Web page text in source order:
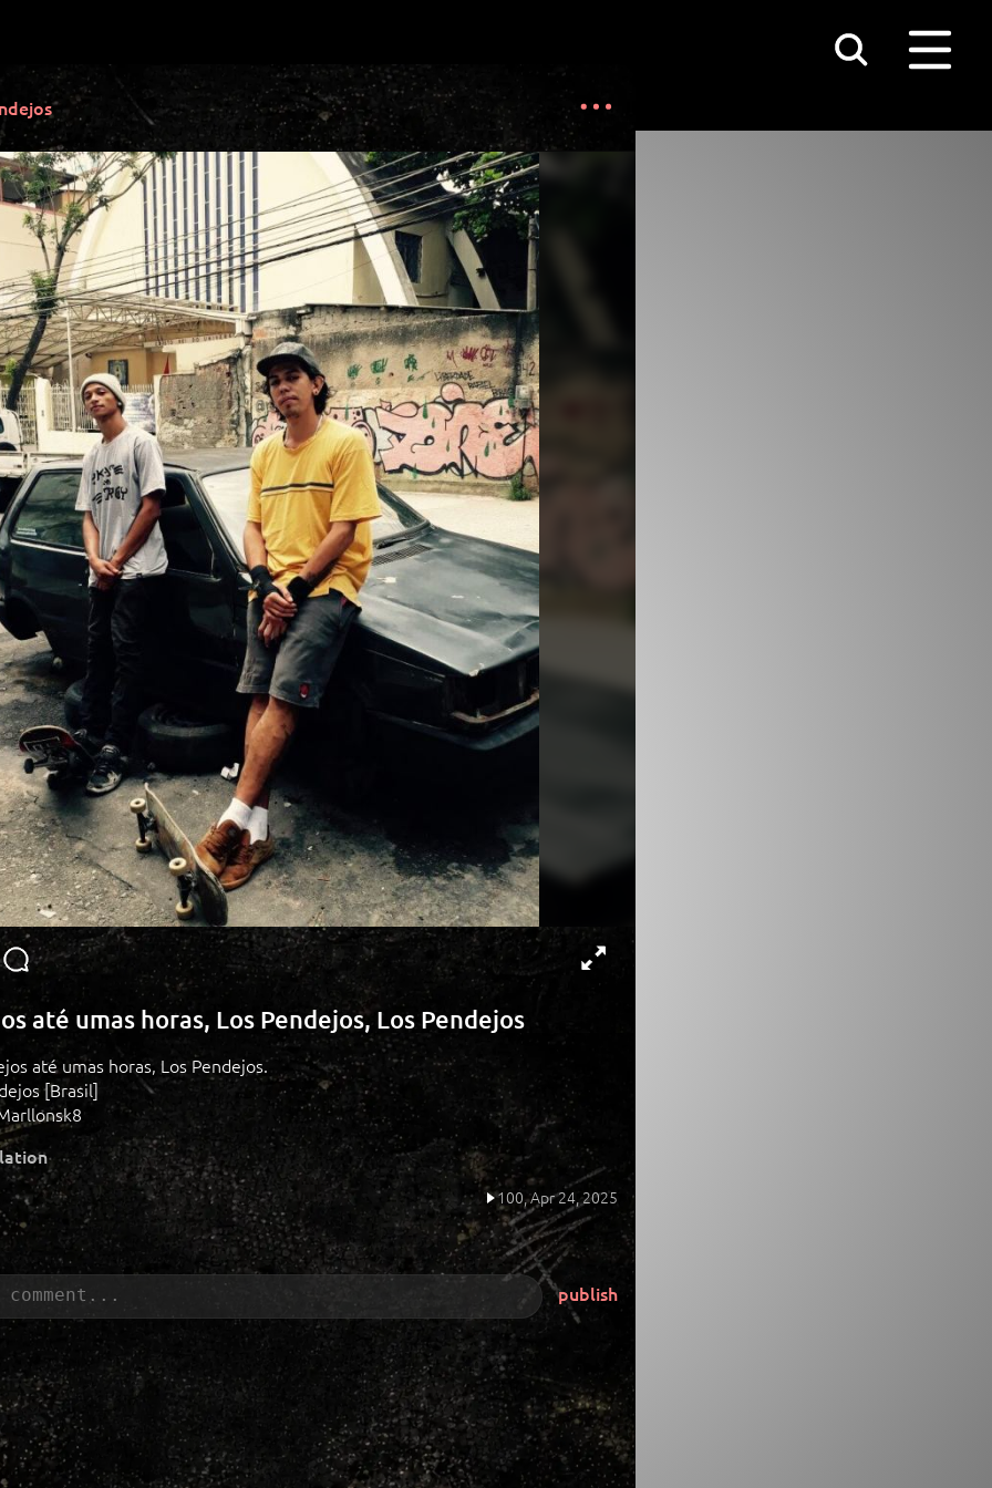
até umas horas, Los Pendejos, Los Pendejos
até umas horas, Los Pendejos.
[Brasil]
100,Apr 24, 2025
publish